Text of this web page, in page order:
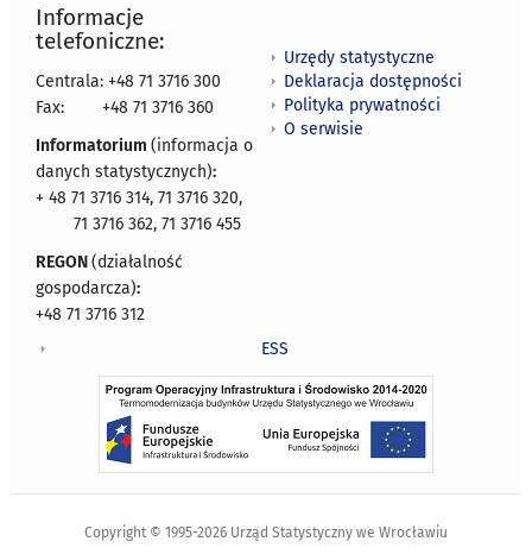
Informacje
telefoniczne:
Centrala: +48 71 3716 300
Fax:
+48 71 3716 360
Informatorium (informacja o
danych statystycznych):
+ 48 71 3716 314, 71 3716 320,
71 3716 362, 71 3716 455
REGON(działalność
gospodarcza):
+48 71 3716 312
Urzędy statystyczne
Deklaracja dostępności
Polityka prywatności
O serwisie
ESS
Copyright © 1995-2026 Urząd Statystyczny we Wrocławiu